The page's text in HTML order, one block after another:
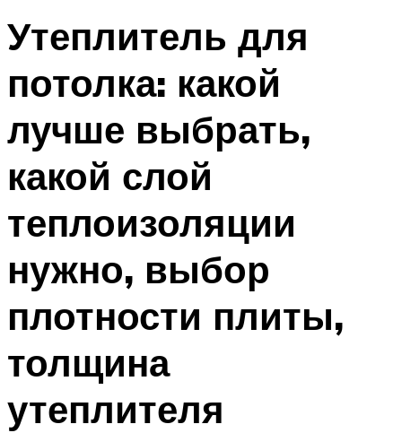
Утеплитель для
потолка: какой
лучше выбрать,
какой слой
теплоизоляции
нужно, выбор
плотности плиты,
толщина
утеплителя